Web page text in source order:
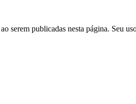
publicadas nesta página. Seu